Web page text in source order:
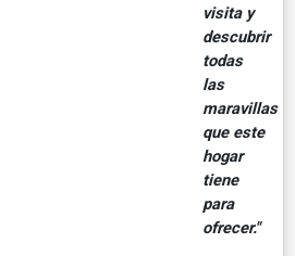
visita y
descubrir
todas
las
maravillas
que este
hogar
tiene
para
ofrecer."